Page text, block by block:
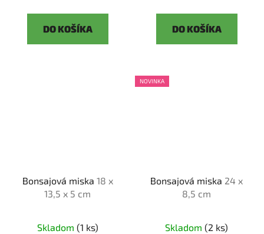
DO KOŠÍKA DO KOŠÍKA
Bonsajová miska 18 x
13,5 x 5 cm
Skladom (1 ks)
NOVINKA
Bonsajová miska 24 x
8,5 cm
Skladom (2 ks)